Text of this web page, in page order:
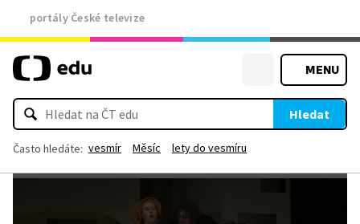
portály České televize
MENU
Hledat
Často hledáte: vesmír Měsíc lety do vesmíru